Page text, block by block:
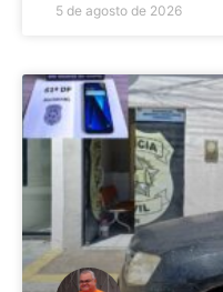
5 de agosto de 2026